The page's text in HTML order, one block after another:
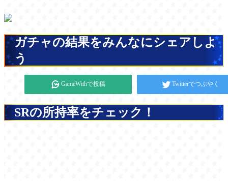
ガチャの結果をみんなにシェアしよ
う
GameWithで投稿 Twitterでつぶやく
SRの所持率をチェック！